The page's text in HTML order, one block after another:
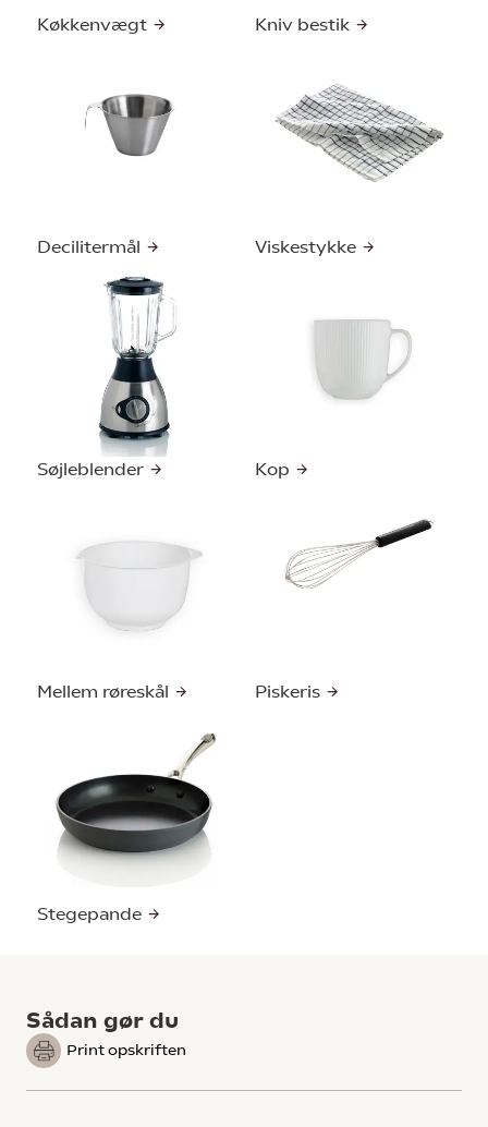
Køkkenvægt Kniv bestik
Decilitermål Viskestykke
Søjleblender Kop
Mellem røreskål Piskeris
Stegepande
Sådan gør du
Print opskriften